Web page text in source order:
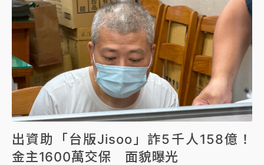
出資助「台版Jisoo」詐5千人158億！
金主1600萬交保 面貌曝光